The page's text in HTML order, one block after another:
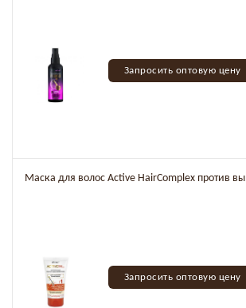
Запросить оптовую цену
Маска для волос Active HairComplex против
Запросить оптовую цену